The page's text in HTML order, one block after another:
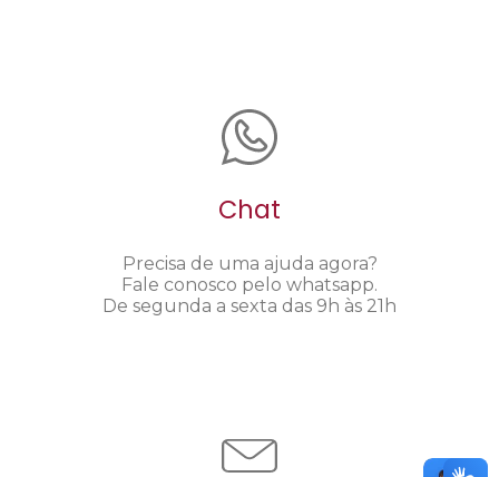
Chat
Precisa de uma ajuda agora?
Fale conosco pelo whatsapp.
De segunda a sexta das 9h às 21h